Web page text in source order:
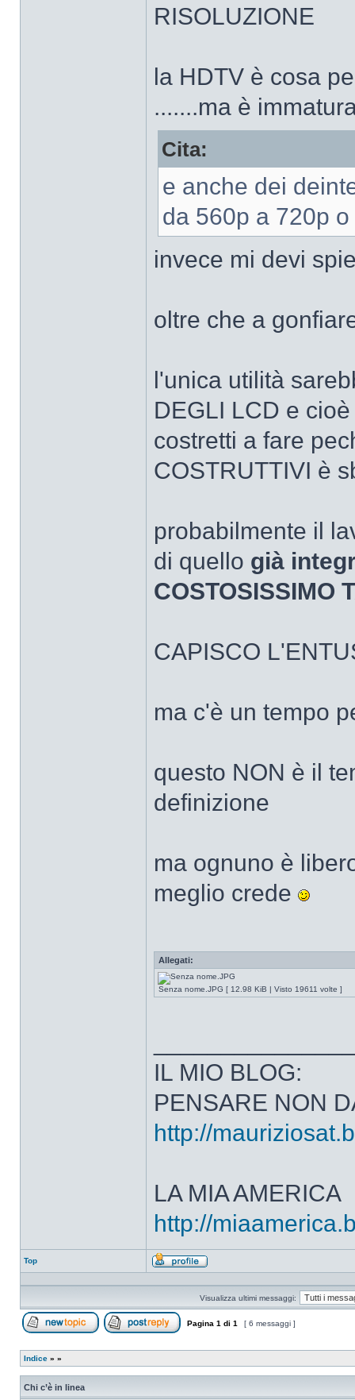
RISOLUZIONE
la HDTV è cosa
.......ma è
Cita:
e anche dei
da 560p a 720p
invece mi devi
oltre che a
l'unica utilità
DEGLI LCD e
costretti a fare
COSTRUTTIVI è
probabilmente il
di quello già
COSTOSISSIMO
CAPISCO
ma c'è un tempo
questo NON è il
definizione
ma ognuno è
meglio crede
Allegati:
Senza nome.JPG [ 12.98 KiB | Visto 19611 volte ]
IL MIO BLOG:
PENSARE NON
http://
LA MIA AMERICA
http://
Top
Profilo
Visualizza ultimi messaggi:
Pagina 1 di 1 [ 6 messaggi ]
Indice » »
Chi c’è in linea